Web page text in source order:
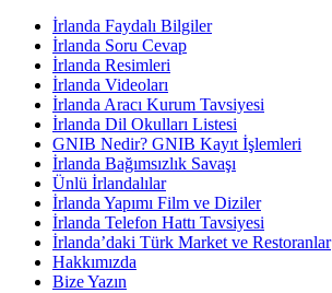
İrlanda Faydalı Bilgiler
İrlanda Soru Cevap
İrlanda Resimleri
İrlanda Videoları
İrlanda Aracı Kurum Tavsiyesi
İrlanda Dil Okulları Listesi
GNIB Nedir? GNIB Kayıt İşlemleri
İrlanda Bağımsızlık Savaşı
Ünlü İrlandalılar
İrlanda Yapımı Film ve Diziler
İrlanda Telefon Hattı Tavsiyesi
İrlanda’daki Türk Market ve Restoranlar
Hakkımızda
Bize Yazın